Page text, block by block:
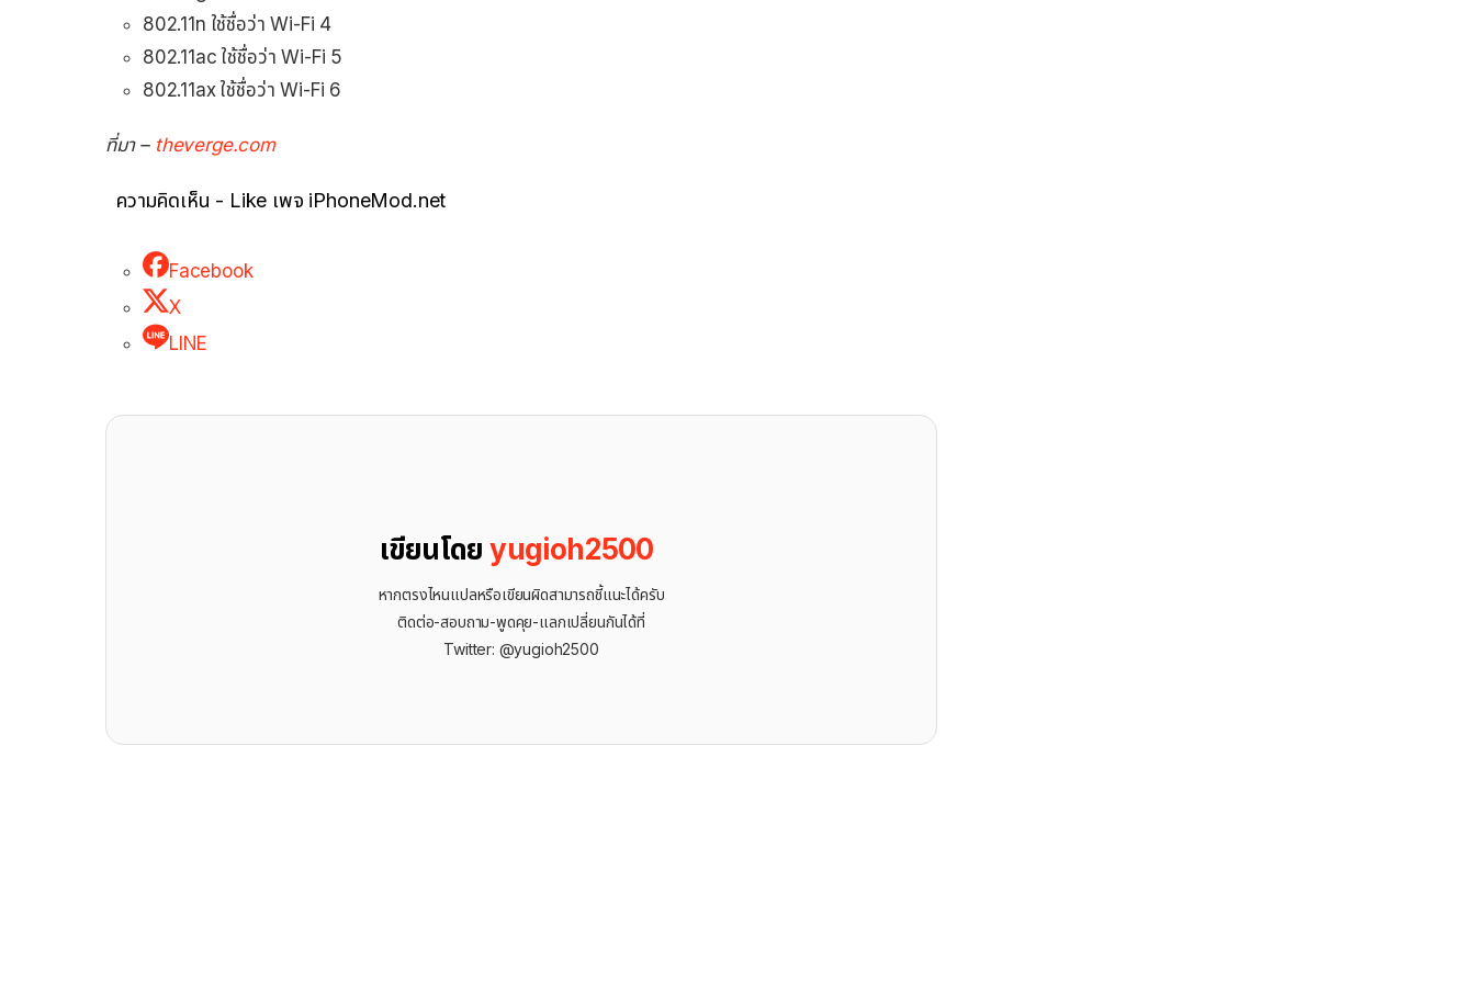
802.11n ใช้ชื่อว่า Wi-Fi 4
802.11ac ใช้ชื่อว่า Wi-Fi 5
802.11ax ใช้ชื่อว่า Wi-Fi 6
ที่มา – theverge.com
ความคิดเห็น - Like เพจ iPhoneMod.net
Facebook
X
LINE
เขียนโดยyugioh2500
หากตรงไหนแปลหรือเขียนผิดสามารถชี้แนะได้ครับ
ติดต่อ-สอบถาม-พูดคุย-แลกเปลี่ยนกันได้ที่
Twitter: @yugioh2500